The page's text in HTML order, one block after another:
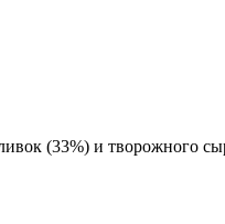
(33%) и творожного